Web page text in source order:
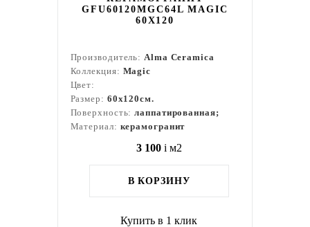
GFU60120MGC64L MAGIC
60X120
Производитель:Alma Ceramica
Коллекция: Magic
Цвет:
Размер: 60x120см.
Поверхность:лаппатированная;
Материал: керамогранит
3 100 i м2
В КОРЗИНУ
Купить в 1 клик